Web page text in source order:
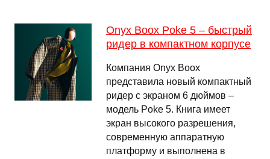
Onyx Boox Poke 5 – быстрый
ридер в компактном корпусе
Компания Onyx Boox
представила новый компактный
ридер с экраном 6 дюймов –
модель Poke 5. Книга имеет
экран высокого разрешения,
современную аппаратную
платформу и выполнена в